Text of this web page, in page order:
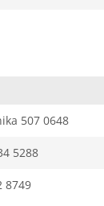
507 0648
5288
8749